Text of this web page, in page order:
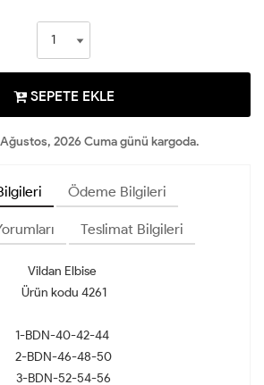
SEPETE EKLE
2026 Cuma günü kargoda.
Ödeme Bilgileri
Teslimat Bilgileri
Vildan Elbise
Ürün kodu 4261
1-BDN-40-42-44
2-BDN-46-48-50
3-BDN-52-54-56